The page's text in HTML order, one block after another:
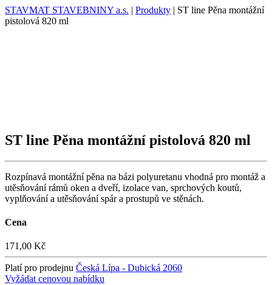
STAVMAT STAVEBNINY a.s. | Produkty | ST line Pěna montážní
pistolová 820 ml
ST line Pěna montážní pistolová 820 ml
Rozpínavá montážní pěna na bázi polyuretanu vhodná pro montáž a
utěsňování rámů oken a dveří, izolace van, sprchových koutů,
vyplňování a utěsňování spár a prostupů ve stěnách.
Cena
171,00 Kč
Platí pro prodejnu Česká Lípa - Dubická 2060
Vyžádat cenovou nabídku